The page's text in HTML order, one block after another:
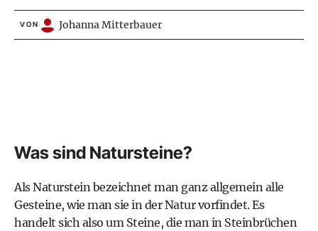
VON Johanna Mitterbauer
Was sind Natursteine?
Als Naturstein bezeichnet man ganz allgemein alle
Gesteine, wie man sie in der Natur vorfindet. Es
handelt sich also um Steine, die man in Steinbrüchen